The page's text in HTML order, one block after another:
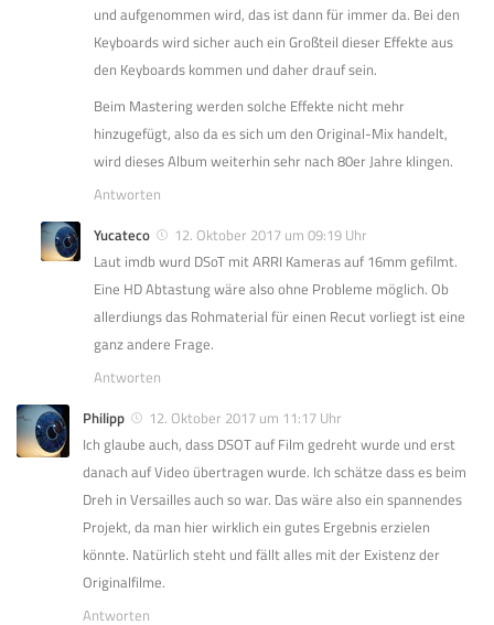
und aufgenommen wird, das ist dann für immer da. Bei den
Keyboards wird sicher auch ein Großteil dieser Effekte aus
den Keyboards kommen und daher drauf sein.
Beim Mastering werden solche Effekte nicht mehr
hinzugefügt, also da es sich um den Original-Mix handelt,
wird dieses Album weiterhin sehr nach 80er Jahre klingen.
Antworten
Yucateco
12. Oktober 2017 um 09:19 Uhr
Laut imdb wurd DSoT mit ARRI Kameras auf 16mm gefilmt.
Eine HD Abtastung wäre also ohne Probleme möglich. Ob
allerdiungs das Rohmaterial für einen Recut vorliegt ist eine
ganz andere Frage.
Antworten
Philipp
12. Oktober 2017 um 11:17 Uhr
Ich glaube auch, dass DSOT auf Film gedreht wurde und erst
danach auf Video übertragen wurde. Ich schätze dass es beim
Dreh in Versailles auch so war. Das wäre also ein spannendes
Projekt, da man hier wirklich ein gutes Ergebnis erzielen
könnte. Natürlich steht und fällt alles mit der Existenz der
Originalfilme.
Antworten